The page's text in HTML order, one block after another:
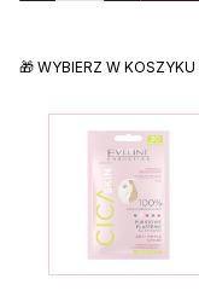
🎁 WYBIERZ W